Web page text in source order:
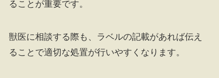
ることが重要です。
獣医に相談する際も、ラベルの記載があれば伝え
ることで適切な処置が行いやすくなります。